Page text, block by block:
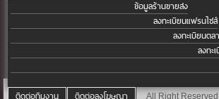
ข้อมูลร้านขายส่ง
ลงทะเบียนแฟรนไชส์
ลงทะเบียนต
ลงทะ
All Right